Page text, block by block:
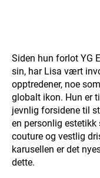
Siden hun forlot YG
sin, har Lisa vært
opptredener, noe
globalt ikon. Hun er
jevnlig forsidene til
en personlig estetikk
couture og vestlig
karusellen er det
dette.